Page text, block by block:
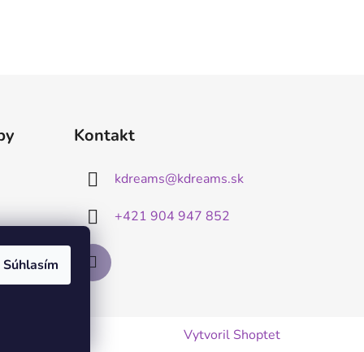
Súhlasím
Kontakt
kdreams@kdreams.sk
+421 904 947 852
Vytvoril Shoptet